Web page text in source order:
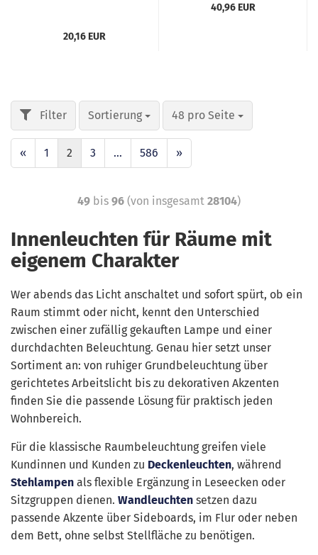
20,16 EUR
40,96 EUR
Sortierung 48 pro Seite
« 1 2 3 ... 586 »
49 bis 96 (von insgesamt 28104)
Innenleuchten für Räume mit
eigenem Charakter
Wer abends das Licht anschaltet und sofort spürt, ob ein
Raum stimmt oder nicht, kennt den Unterschied
zwischen einer zufällig gekauften Lampe und einer
durchdachten Beleuchtung. Genau hier setzt unser
Sortiment an: von ruhiger Grundbeleuchtung über
gerichtetes Arbeitslicht bis zu dekorativen Akzenten
finden Sie die passende Lösung für praktisch jeden
Wohnbereich.
Für die klassische Raumbeleuchtung greifen viele
Kundinnen und Kunden zu Deckenleuchten, während
Stehlampen als flexible Ergänzung in Leseecken oder
Sitzgruppen dienen. Wandleuchten setzen dazu
passende Akzente über Sideboards, im Flur oder neben
dem Bett, ohne selbst Stellfläche zu benötigen.